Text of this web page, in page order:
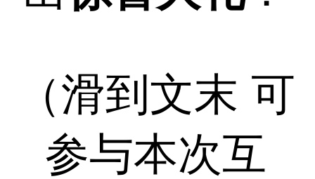
（滑到文末 可
参与本次互